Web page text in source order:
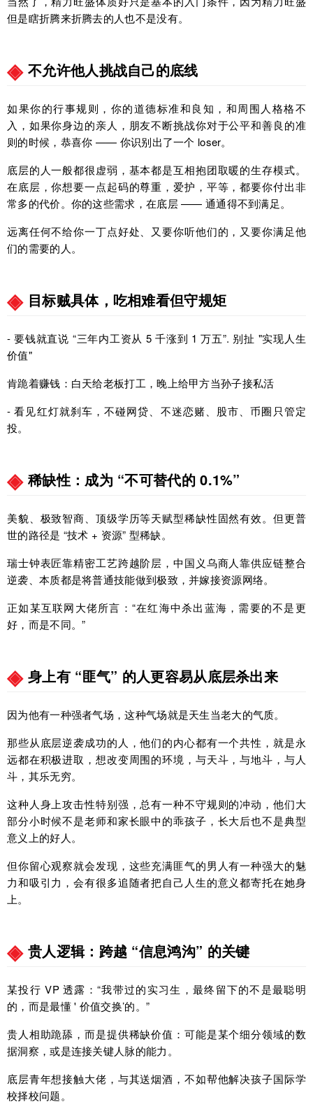
但是瞎折腾来折腾去的人也不是没有。
不允许他人挑战自己的底线
如果你的行事规则，你的道德标准和良知，和周围人格格不
入，如果你身边的亲人，朋友不断挑战你对于公平和善良的准
则的时候，恭喜你 —— 你识别出了一个 loser。
底层的人一般都很虚弱，基本都是互相抱团取暖的生存模式。
在底层，你想要一点起码的尊重，爱护，平等，都要你付出非
常多的代价。你的这些需求，在底层 —— 通通得不到满足。
远离任何不给你一丁点好处、又要你听他们的，又要你满足他
们的需要的人。
目标贼具体，吃相难看但守规矩
- 要钱就直说 “三年内工资从 5 千涨到 1 万五”. 别扯 "实现人生
价值"
肯跪着赚钱：白天给老板打工，晚上给甲方当孙子接私活
- 看见红灯就刹车，不碰网贷、不迷恋赌、股市、币圈只管定
投。
稀缺性：成为 “不可替代的 0.1%”
美貌、极致智商、顶级学历等天赋型稀缺性固然有效。但更普
世的路径是 “技术 + 资源” 型稀缺。
瑞士钟表匠靠精密工艺跨越阶层，中国义乌商人靠供应链整合
逆袭、本质都是将普通技能做到极致，并嫁接资源网络。
正如某互联网大佬所言：“在红海中杀出蓝海，需要的不是更
好，而是不同。”
身上有 “匪气” 的人更容易从底层杀出来
因为他有一种强者气场，这种气场就是天生当老大的气质。
那些从底层逆袭成功的人，他们的内心都有一个共性，就是永
远都在积极进取，想改变周围的环境，与天斗，与地斗，与人
斗，其乐无穷。
这种人身上攻击性特别强，总有一种不守规则的冲动，他们大
部分小时候不是老师和家长眼中的乖孩子，长大后也不是典型
意义上的好人。
但你留心观察就会发现，这些充满匪气的男人有一种强大的魅
力和吸引力，会有很多追随者把自己人生的意义都寄托在她身
上。
贵人逻辑：跨越 “信息鸿沟” 的关键
某投行 VP 透露：“我带过的实习生，最终留下的不是最聪明
的，而是最懂 ' 价值交换’的。”
贵人相助跪舔，而是提供稀缺价值：可能是某个细分领域的数
据洞察，或是连接关键人脉的能力。
底层青年想接触大佬，与其送烟酒，不如帮他解决孩子国际学
校择校问题。